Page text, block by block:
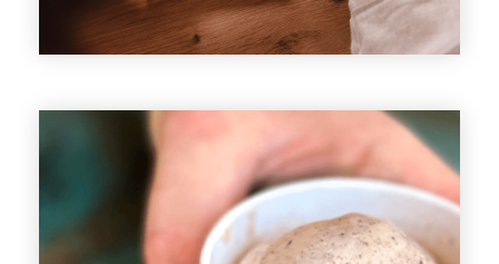
EN VOIR +